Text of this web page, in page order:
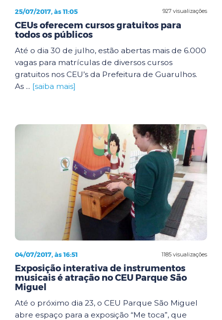
927 visualizações
25/07/2017, às 11:05
CEUs oferecem cursos gratuitos para
todos os públicos
Até o dia 30 de julho, estão abertas mais de 6.000
vagas para matrículas de diversos cursos
gratuitos nos CEU’s da Prefeitura de Guarulhos.
As ... [saiba mais]
1185 visualizações
04/07/2017, às 16:51
Exposição interativa de instrumentos
musicais é atração no CEU Parque São
Miguel
Até o próximo dia 23, o CEU Parque São Miguel
abre espaço para a exposição “Me toca”, que